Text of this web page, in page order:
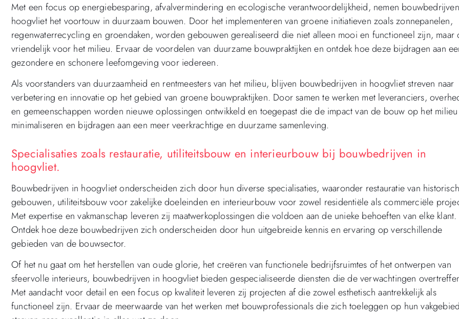
Met een focus op energiebesparing, afvalvermindering en ecologische verantwoordelijkheid, nemen
hoogvliet het voortouw in duurzaam bouwen. Door het implementeren van groene initiatieven zoals zonnepanelen,
regenwaterrecycling en groendaken, worden gebouwen gerealiseerd die niet alleen mooi en functioneel zijn, maar
vriendelijk voor het milieu. Ervaar de voordelen van duurzame bouwpraktijken en ontdek hoe deze bijdragen aan
gezondere en schonere leefomgeving voor iedereen.
Als voorstanders van duurzaamheid en rentmeesters van het milieu, blijven bouwbedrijven in hoogvliet streven naar
verbetering en innovatie op het gebied van groene bouwpraktijken. Door samen te werken met leveranciers,
en gemeenschappen worden nieuwe oplossingen ontwikkeld en toegepast die de impact van de bouw op het milieu
minimaliseren en bijdragen aan een meer veerkrachtige en duurzame samenleving.
Specialisaties zoals restauratie, utiliteitsbouw en interieurbouw bij bouwbedrijven in
hoogvliet.
Bouwbedrijven in hoogvliet onderscheiden zich door hun diverse specialisaties, waaronder restauratie van
gebouwen, utiliteitsbouw voor zakelijke doeleinden en interieurbouw voor zowel residentiële als commerciële
Met expertise en vakmanschap leveren zij maatwerkoplossingen die voldoen aan de unieke behoeften van elke klant.
Ontdek hoe deze bouwbedrijven zich onderscheiden door hun uitgebreide kennis en ervaring op verschillende
gebieden van de bouwsector.
Of het nu gaat om het herstellen van oude glorie, het creëren van functionele bedrijfsruimtes of het ontwerpen van
sfeervolle interieurs, bouwbedrijven in hoogvliet bieden gespecialiseerde diensten die de verwachtingen
Met aandacht voor detail en een focus op kwaliteit leveren zij projecten af die zowel esthetisch aantrekkelijk als
functioneel zijn. Ervaar de meerwaarde van het werken met bouwprofessionals die zich toeleggen op hun